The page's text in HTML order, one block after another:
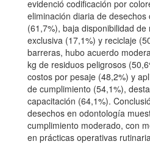
evidenció codificación por
eliminación diaria de desechos
(61,7%), baja disponibilidad
exclusiva (17,1%) y reciclaje
barreras, hubo acuerdo
kg de residuos peligrosos
costos por pesaje (48,2%) y
de cumplimiento (54,1%),
capacitación (64,1%).
desechos en odontología
cumplimiento moderado, con
en prácticas operativas